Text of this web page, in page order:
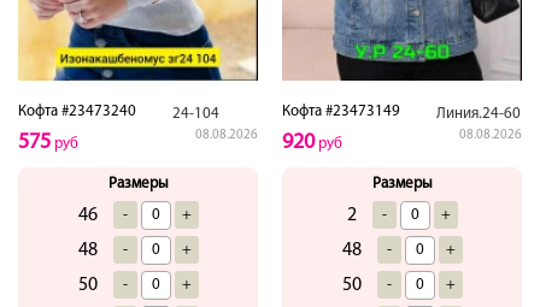
Кофта #23473240 24-104
08.08.2026
575 руб
Размеры
46 - +
48 - +
50 - +
Кофта #23473149 Линия.24-60
08.08.2026
920руб
Размеры
2 - +
48 - +
50 - +